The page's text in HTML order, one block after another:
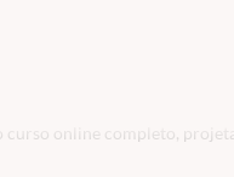
curso online completo,